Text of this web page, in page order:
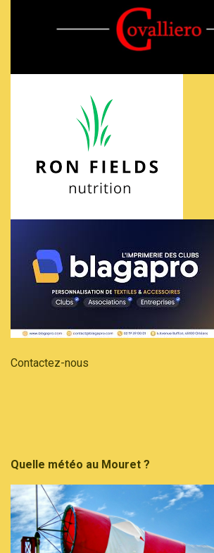
Contactez-nous
Quelle météo au Mouret ?